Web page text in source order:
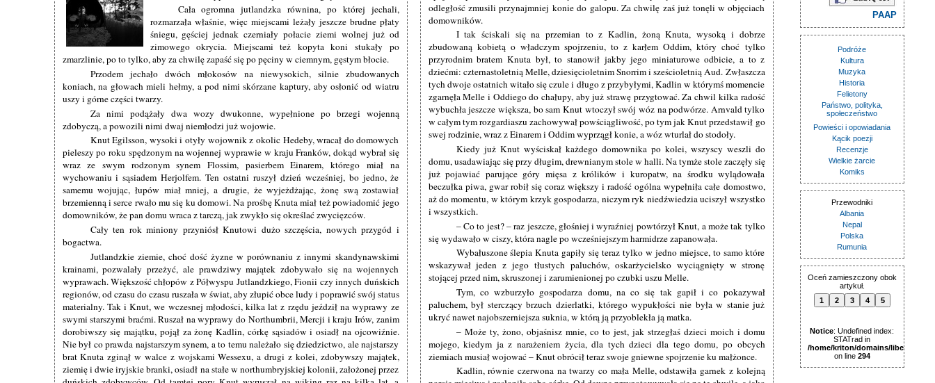
Cała ogromna jutlandzka równina, po której jechali,
rozmarzała właśnie, więc miejscami leżały jeszcze brudne płaty
śniegu, gęściej jednak czerniały połacie ziemi wolnej już od
zimowego okrycia. Miejscami też kopyta koni stukały po
zmarzlinie, po to tylko, aby za chwilę zapaść się po pęciny w ciemnym, gęstym błocie.
Przodem jechało dwóch młokosów na niewysokich, silnie zbudowanych
koniach, na głowach mieli hełmy, a pod nimi skórzane kaptury, aby osłonić od wiatru
uszy i górne części twarzy.
Za nimi podążały dwa wozy dwukonne, wypełnione po brzegi wojenną
zdobyczą, a powozili nimi dwaj niemłodzi już wojowie.
Knut Egilsson, wysoki i otyły wojownik z okolic Hedeby, wracał do domowych
pieleszy po roku spędzonym na wojennej wyprawie w kraju Franków, dokąd wybrał się
wraz ze swym rodzonym synem Flossim, pasierbem Einarem, którego miał na
wychowaniu i sąsiadem Herjolfem. Ten ostatni ruszył dzień wcześniej, bo jedno, że
samemu wojując, łupów miał mniej, a drugie, że wyjeżdżając, żonę swą zostawiał
brzemienną i serce rwało mu się ku domowi. Na prośbę Knuta miał też powiadomić jego
domowników, że pan domu wraca z tarczą, jak zwykło się określać zwycięzców.
Cały ten rok miniony przyniósł Knutowi dużo szczęścia, nowych przygód i
bogactwa.
Jutlandzkie ziemie, choć dość żyzne w porównaniu z innymi skandynawskimi
krainami, pozwalały przeżyć, ale prawdziwy majątek zdobywało się na wojennych
wyprawach. Większość chłopów z Półwyspu Jutlandzkiego, Fionii czy innych duńskich
regionów, od czasu do czasu ruszała w świat, aby złupić obce ludy i poprawić swój status
materialny. Tak i Knut, we wczesnej młodości, kilka lat z rzędu jeździł na wyprawy ze
swymi starszymi braćmi. Ruszał na wyprawy do Northumbrii, Mercji i kraju Irów, zanim
dorobiwszy się majątku, pojął za żonę Kadlin, córkę sąsiadów i osiadł na ojcowiźnie.
Nie był co prawda najstarszym synem, a to temu należało się dziedzictwo, ale najstarszy
brat Knuta zginął w walce z wojskami Wessexu, a drugi z kolei, zdobywszy majątek,
ziemię i dwie iryjskie branki, osiadł na stałe w northumbryjskiej kolonii, założonej przez
odległość zmusili przynajmniej konie do galopu. Za chwilę zaś już tonęli w objęciach
domowników.
I tak ściskali się na przemian to z Kadlin, żoną Knuta, wysoką i dobrze
zbudowaną kobietą o władczym spojrzeniu, to z karłem Oddim, który choć tylko
przyrodnim bratem Knuta był, to stanowił jakby jego miniaturowe odbicie, a to z
dziećmi: czternastoletnią Melle, dziesięcioletnim Snorrim i sześcioletnią Aud. Zwłaszcza
tych dwoje ostatnich witało się czule i długo z przybyłymi, Kadlin w którymś momencie
zgarnęła Melle i Oddiego do chałupy, aby już strawę przygtować. Za chwil kilka radość
wybuchła jeszcze większa, bo sam Knut wtoczył swój wóz na podwórze. Arnvald tylko
w całym tym rozgardiaszu zachowywał powściągliwość, po tym jak Knut przedstawił go
swej rodzinie, wraz z Einarem i Oddim wyprzągł konie, a wóz wturlał do stodoły.
Kiedy już Knut wyściskał każdego domownika po kolei, wszyscy weszli do
domu, usadawiając się przy długim, drewnianym stole w halli. Na tymże stole zaczęły się
już pojawiać parujące góry mięsa z królików i kuropatw, na środku wylądowała
beczułka piwa, gwar robił się coraz większy i radość ogólna wypełniła całe domostwo,
aż do momentu, w którym krzyk gospodarza, niczym ryk niedźwiedzia uciszył wszystko
i wszystkich.
– Co to jest? – raz jeszcze, głośniej i wyraźniej powtórzył Knut, a może tak tylko
się wydawało w ciszy, która nagle po wcześniejszym harmidrze zapanowała.
Wybałuszone ślepia Knuta gapiły się teraz tylko w jedno miejsce, to samo które
wskazywał jeden z jego tłustych paluchów, oskarżycielsko wyciągnięty w stronę
stojącej przed nim, skruszonej i zarumienionej po czubki uszu Melle.
Tym, co wzburzyło gospodarza domu, na co się tak gapił i co pokazywał
paluchem, był sterczący brzuch dzierlatki, którego wypukłości nie była w stanie już
ukryć nawet najobszerniejsza suknia, w którą ją przyoblekła ją matka.
– Może ty, żono, objaśnisz mnie, co to jest, jak strzegłaś dzieci moich i domu
mojego, kiedym ja z narażeniem życia, dla tych dzieci dla tego domu, po obcych
ziemiach musiał wojować – Knut obrócił teraz swoje gniewne spojrzenie ku małżonce.
Kadlin, równie czerwona na twarzy co mała Melle, odstawiła garnek z kolejną
PAAP
Podróże
Kultura
Muzyka
Historia
Felietony
Państwo, polityka,
społeczeństwo
Powieści i opowiadania
Kącik poezji
Recenzje
Wielkie żarcie
Komiks
Przewodniki
Albania
Nepal
Polska
Rumunia
Oceń zamieszczony obok
artykuł.
1
2 3 4 5
Notice: Undefined index:
STATrad in
/home/kriton/domains/libertas.pl/
on line 294